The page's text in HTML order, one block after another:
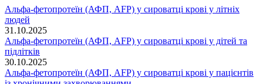
Альфа-фетопротеїн (АФП, AFP) у сироватці крові у літніх
людей
31.10.2025
Альфа-фетопротеїн (АФП, AFP) у сироватці крові у дітей та
підлітків
30.10.2025
Альфа-фетопротеїн (АФП, AFP) у сироватці крові у пацієнтів